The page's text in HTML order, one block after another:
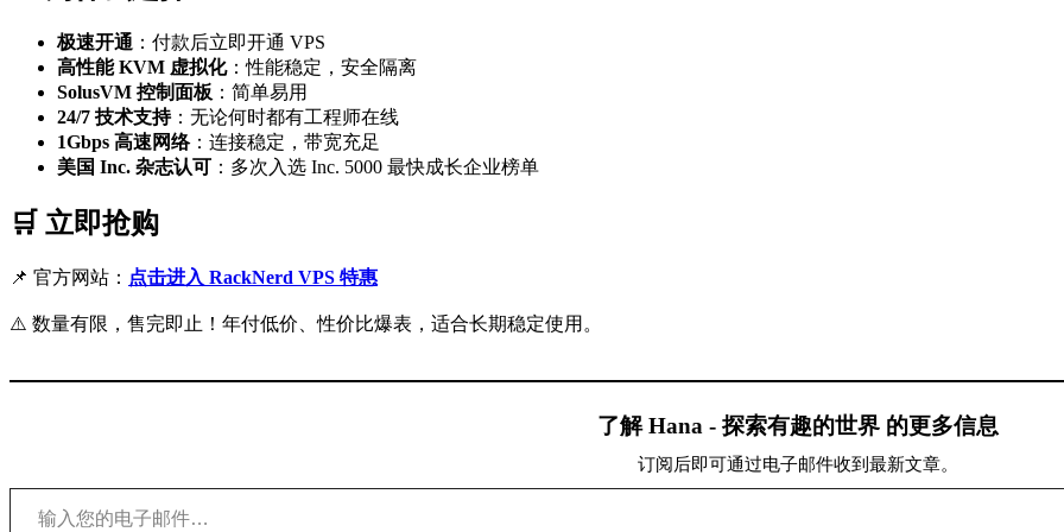
极速开通 ：付款后立即开通 VPS
高性能 KVM 虚拟化：性能稳定，安全隔离
SolusVM 控制面板 ：简单易用
24/7 技术支持：无论何时都有工程师在线
1Gbps 高速网络：连接稳定，带宽充足
美国 Inc. 杂志认可 ：多次入选 Inc. 5000 最快成长企业榜单
🛒 立即抢购
📌 官方网站： 点击进入 RackNerd VPS 特惠
⚠️ 数量有限，售完即止！年付低价、性价比爆表，适合长期稳定使用。
了解 Hana - 探索有趣的世界 的更多信息
订阅后即可通过电子邮件收到最新文章。
输入您的电子邮件…